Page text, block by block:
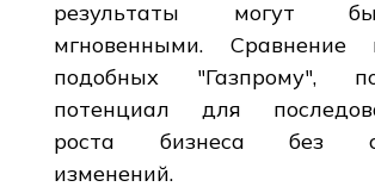
результаты могут
мгновенными. Сравнение
подобных "Газпрому",
потенциал для
роста бизнеса без
изменений.